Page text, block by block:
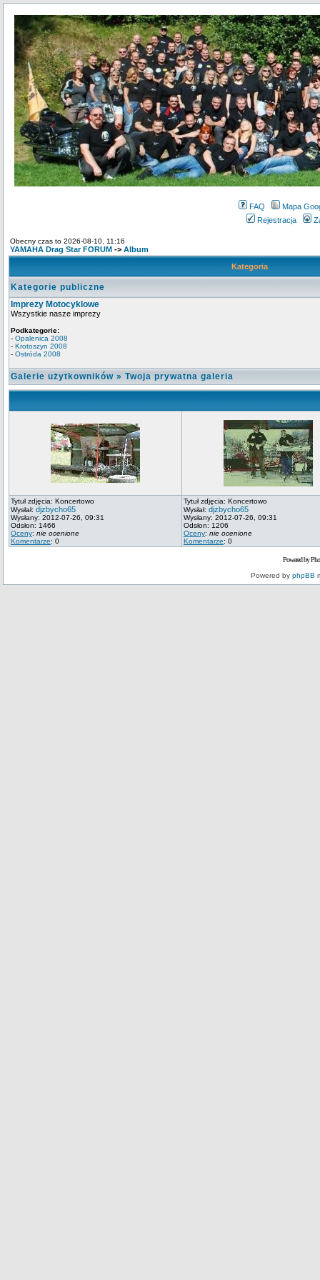
FAQ
Mapa
Rejestracja
Obecny czas to 2026-08-10, 11:16
YAMAHA Drag Star FORUM -> Album
Kategoria
Kategorie publiczne
Imprezy Motocyklowe
Wszystkie nasze imprezy
Podkategorie:
- Opalenica 2008
- Krotoszyn 2008
- Ostróda 2008
Galerie użytkowników » Twoja prywatna galeria
Tytuł zdjęcia: Koncertowo
Wysłał: djzbycho65
Wysłany: 2012-07-26, 09:31
Odsłon: 1466
Oceny: nie ocenione
Komentarze: 0
Tytuł zdjęcia: Koncertowo
Wysłał: djzbycho65
Wysłany: 2012-07-26, 09:31
Odsłon: 1206
Oceny: nie ocenione
Komentarze: 0
Powered by
Powered by phpBB